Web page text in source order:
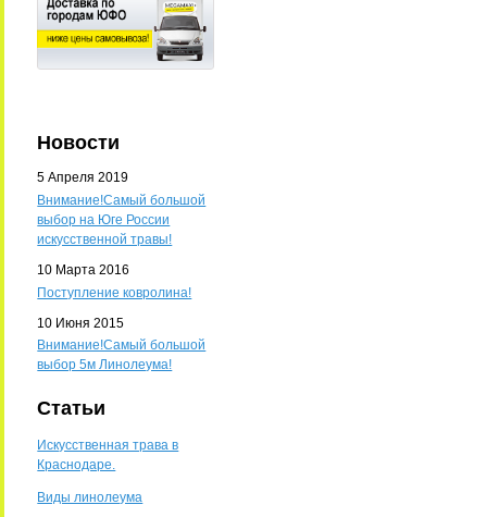
Новости
5 Апреля 2019
Внимание!Самый большой
выбор на Юге России
искусственной травы!
10 Марта 2016
Поступление ковролина!
10 Июня 2015
Внимание!Самый большой
выбор 5м Линолеума!
Статьи
Искусственная трава в
Краснодаре.
Виды линолеума